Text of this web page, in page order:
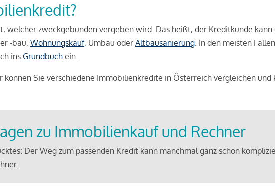
welcher zweckgebunden vergeben wird. Das heißt, der Kreditkunde
-bau, Wohnungskauf, Umbau oder Altbausanierung. In den meisten
ins Grundbuch ein.
Sie verschiedene Immobilienkredite in Österreich vergleichen
zu Immobilienkauf und Rechner
Der Weg zum passenden Kredit kann manchmal ganz schön